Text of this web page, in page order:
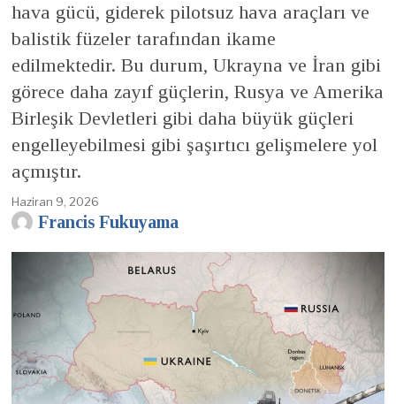
hava gücü, giderek pilotsuz hava araçları ve
balistik füzeler tarafından ikame
edilmektedir. Bu durum, Ukrayna ve İran gibi
görece daha zayıf güçlerin, Rusya ve Amerika
Birleşik Devletleri gibi daha büyük güçleri
engelleyebilmesi gibi şaşırtıcı gelişmelere yol
açmıştır.
Haziran 9, 2026
Francis Fukuyama